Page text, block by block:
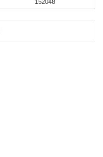
152048